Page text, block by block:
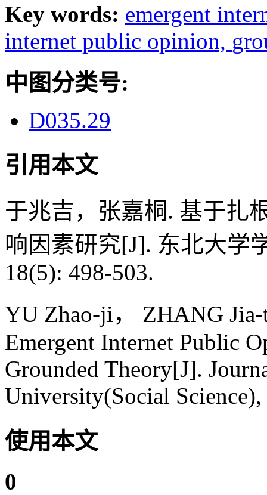
Key words: emergent
internet public opinion,
中图分类号:
D035.29
引用本文
于兆吉，张嘉桐. 基于扎
响因素研究[J]. 东北大学
18(5): 498-503.
YU Zhao-ji， ZHANG
Emergent Internet Public
Grounded Theory[J].
University(Social
使用本文
0